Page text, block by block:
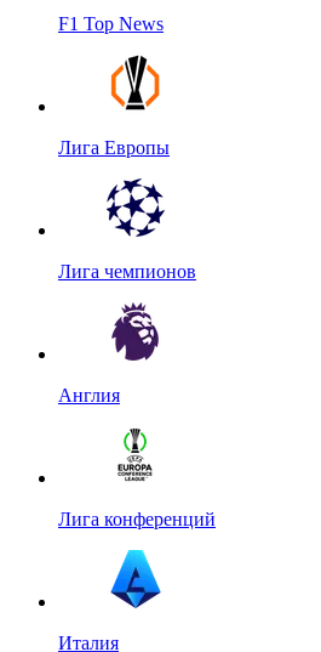
F1 Top News
Лига Европы
Лига чемпионов
Англия
Лига конференций
Италия